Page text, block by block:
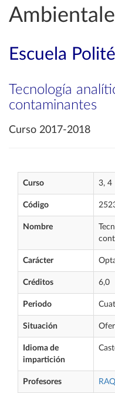
Escuela
Tecnología
contaminantes
Curso 2017-2018
Curso 3, 4
Código
Nombre
Carácter
Créditos 6,0
Periodo
Situación
Idioma de
impartición
Profesores